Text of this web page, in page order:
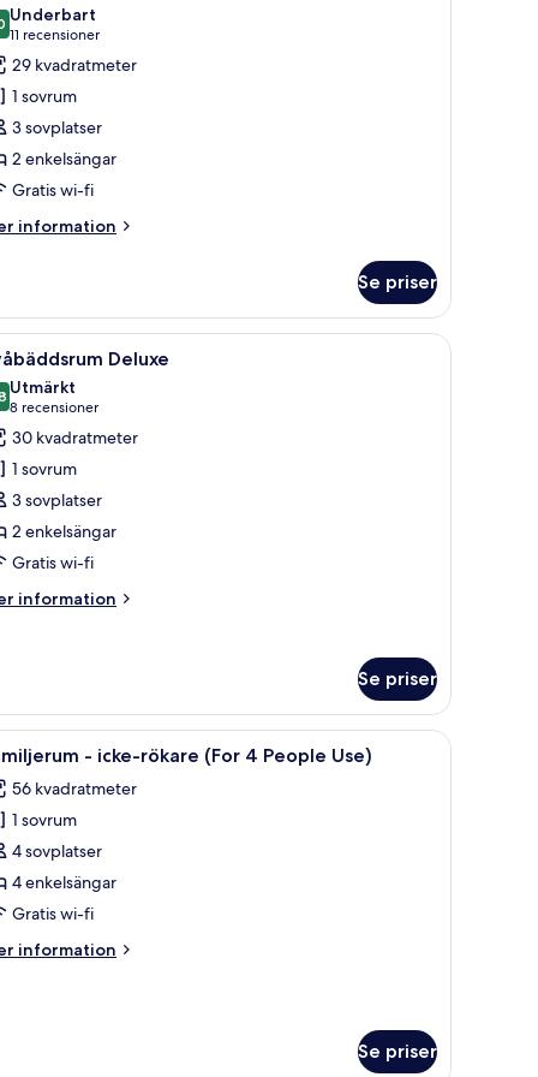
av 10
Underbart
11 recensioner
(11 recensioner)
29 kvadratmeter
1 sovrum
3 sovplatser
2 enkelsängar
Gratis wi-fi
information
Se priser
och en stol. Ett hotellrum med två sängar, ett skrivbord,
7 Deluxe
av 10
Utmärkt
8 recensioner
(8 recensioner)
30 kvadratmeter
1 sovrum
3 sovplatser
2 enkelsängar
Gratis wi-fi
information
Se priser
med en lampa.
ett runt soffbord och en säng med en sänggavel.Ett hotellrum med två sängar, en soffa, en
7 - icke-rökare (For 4 People Use)
56 kvadratmeter
1 sovrum
4 sovplatser
4 enkelsängar
Gratis wi-fi
information
Se priser